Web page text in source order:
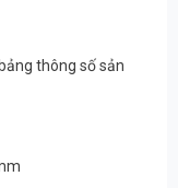
thông số sản